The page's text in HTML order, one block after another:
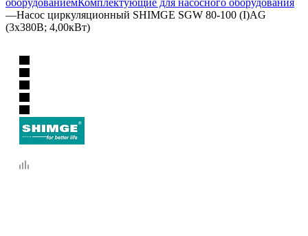
—Насос циркуляционный SHIMGE SGW 80-100 (I)AG
(3х380В; 4,00кВт)